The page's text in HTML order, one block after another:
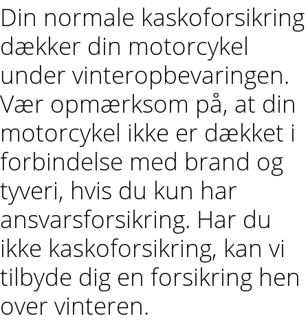
Din normale kaskoforsikring
dækker din motorcykel
under vinteropbevaringen.
Vær opmærksom på, at din
motorcykel ikke er dækket i
forbindelse med brand og
tyveri, hvis du kun har
ansvarsforsikring. Har du
ikke kaskoforsikring, kan vi
tilbyde dig en forsikring hen
over vinteren.